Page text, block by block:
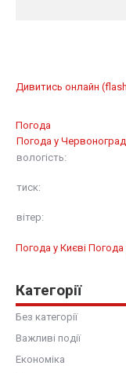
Дивитись онлайн
Погода
Погода у
вологість:
тиск:
вітер:
Погода у Києві Погода
Категорії
Без категорії
Важливі події
Економіка